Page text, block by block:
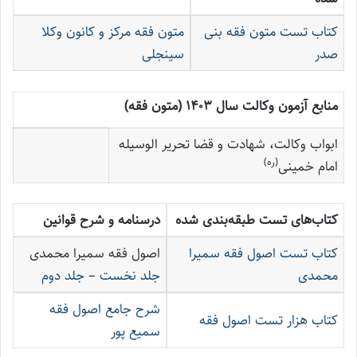
کتاب تست متون فقه بنی
صدر
متون فقه مرکز و کانون وکلا
سینجلی
منابع آزمون وکالت سال ۱۴۰۳ (متون فقه)
ابواب وکالت، شهادت و قضا تحریر الوسیله
امام خمینی(ره)
کتاب‌های تست طبقه‌بندی شده
درسنامه و شرح قوانین
کتاب تست اصول فقه سمیرا
محمدی
اصول فقه سمیرا محمدی
جلد نخست–جلد دوم
کتاب هزار تست اصول فقه
شرح جامع اصول فقه
سمیع پور